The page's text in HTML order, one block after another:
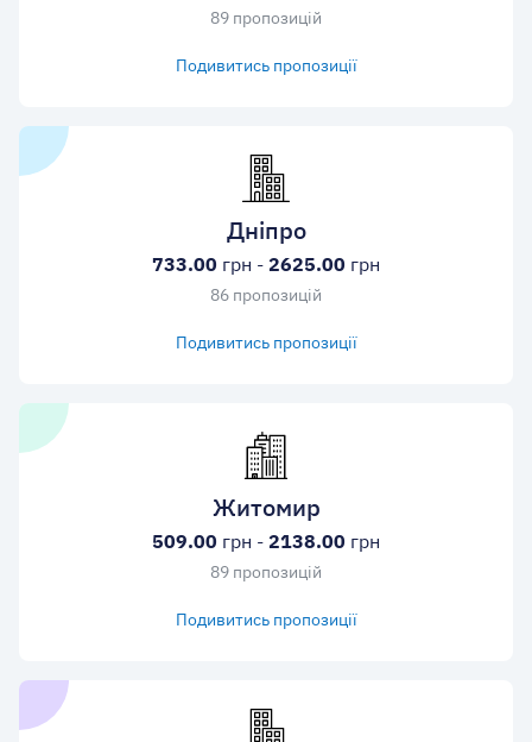
89 пропозицій
Подивитись пропозиції
Дніпро
733.00 грн - 2625.00 грн
86 пропозицій
Подивитись пропозиції
Житомир
509.00 грн - 2138.00 грн
89 пропозицій
Подивитись пропозиції